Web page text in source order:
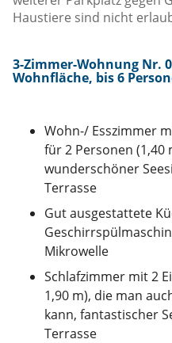
Haustiere sind nicht
3-Zimmer-Wohnung Nr.
Wohnfläche, bis 6
Wohn-/ Esszimmer
für 2 Personen (1,40
wunderschöner
Terrasse
Gut ausgestattete
Mikrowelle
Schlafzimmer mit 2
1,90 m), die man
kann, fantastischer
Terrasse